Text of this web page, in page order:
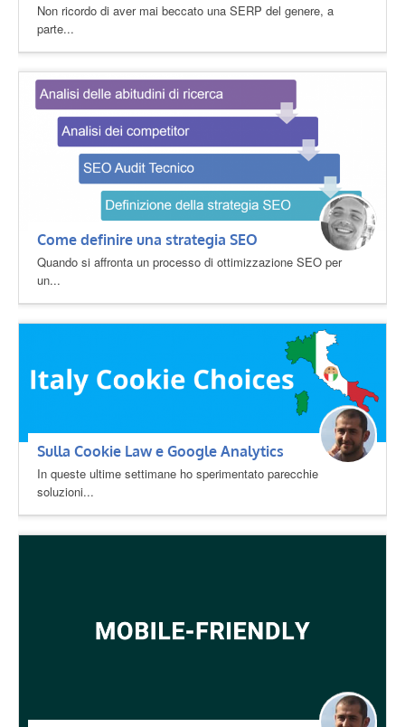
Non ricordo di aver mai beccato una SERP del genere, a
parte...
Come definire una strategia SEO
Quando si affronta un processo di ottimizzazione SEO per
un...
Sulla Cookie Law e Google Analytics
In queste ultime settimane ho sperimentato parecchie
soluzioni...